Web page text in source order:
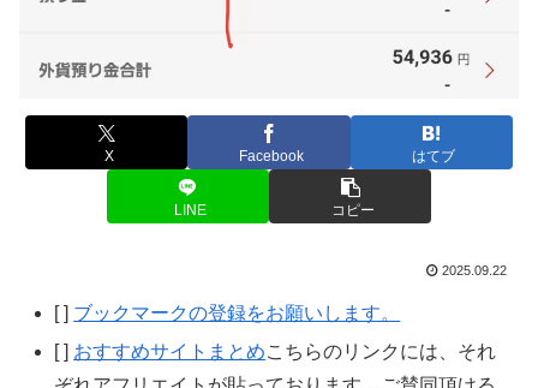
X Facebook はてブ
LINE コピー
2025.09.22
ブックマークの登録をお願いします。
[ ] おすすめサイトまとめこちらのリンクには、それ